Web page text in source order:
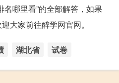
名哪里看”的全部解答，如果
大家前往醉学网官网。
湖北省 试卷